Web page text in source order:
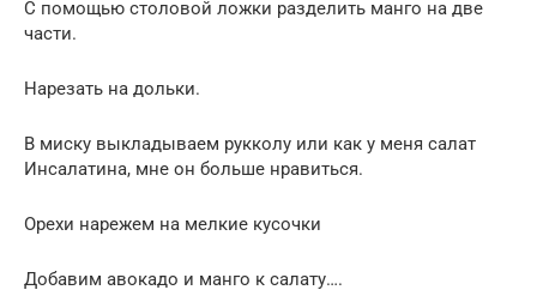
С помощью столовой ложки разделить манго на две
части.
Нарезать на дольки.
В миску выкладываем рукколу или как у меня салат
Инсалатина, мне он больше нравиться.
Орехи нарежем на мелкие кусочки
Добавим авокадо и манго к салату….